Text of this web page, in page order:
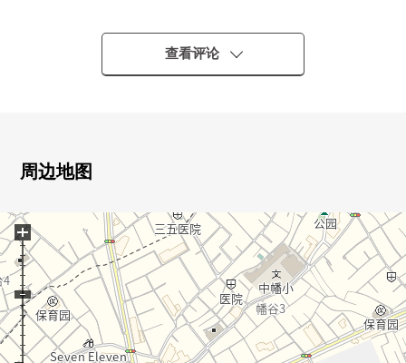
・钢筋钢筋混凝土构造13阶建5楼部分
・有防盗门，智能快递柜
・用日班管理安心的管理体制
・有各居室存储空间
・地板张替(突板)
・Cross、CF张替换
・地板暖气交换(客厅)
・门交换
・厨房交换(洗碗机、净水器)
・热水器交换
・供盥洗台，洗衣使用的防水洗衣机底座
查看评论
周边地图
+